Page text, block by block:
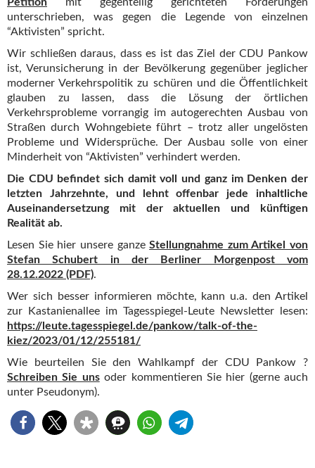
unterschrieben, was gegen die Legende von einzelnen
“Aktivisten” spricht.
Wir schließen daraus, dass es ist das Ziel der CDU Pankow
ist, Verunsicherung in der Bevölkerung gegenüber jeglicher
moderner Verkehrspolitik zu schüren und die Öffentlichkeit
glauben zu lassen, dass die Lösung der örtlichen
Verkehrsprobleme vorrangig im autogerechten Ausbau von
Straßen durch Wohngebiete führt – trotz aller ungelösten
Probleme und Widersprüche. Der Ausbau solle von einer
Minderheit von “Aktivisten” verhindert werden.
Die CDU befindet sich damit voll und ganz im Denken der
letzten Jahrzehnte, und lehnt offenbar jede inhaltliche
Auseinandersetzung mit der aktuellen und künftigen
Realität ab.
Lesen Sie hier unsere ganzeStellungnahme zum Artikel von
Stefan Schubert in der Berliner Morgenpost vom
28.12.2022 (PDF).
Wer sich besser informieren möchte, kann u.a. den Artikel
zur Kastanienallee im Tagesspiegel-Leute Newsletter lesen:
https://leute.tagesspiegel.de/pankow/talk-of-the-
kiez/2023/01/12/255181/
Wie beurteilen Sie den Wahlkampf der CDU Pankow ?
Schreiben Sie unsoder kommentieren Sie hier (gerne auch
unter Pseudonym).